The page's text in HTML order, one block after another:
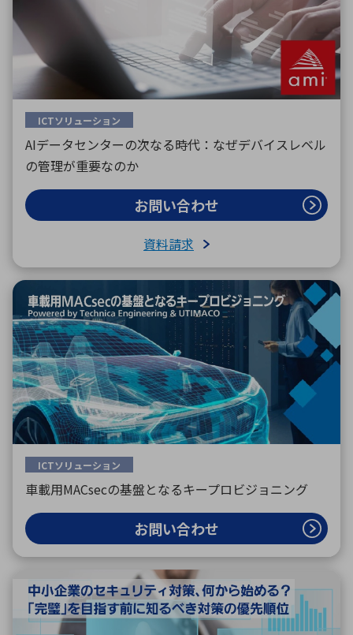
ICTソリューション
AIデータセンターの次なる時代：なぜデバイスレベル
の管理が重要なのか
お問い合わせ
資料請求
ICTソリューション
車載用MACsecの基盤となるキープロビジョニング
お問い合わせ